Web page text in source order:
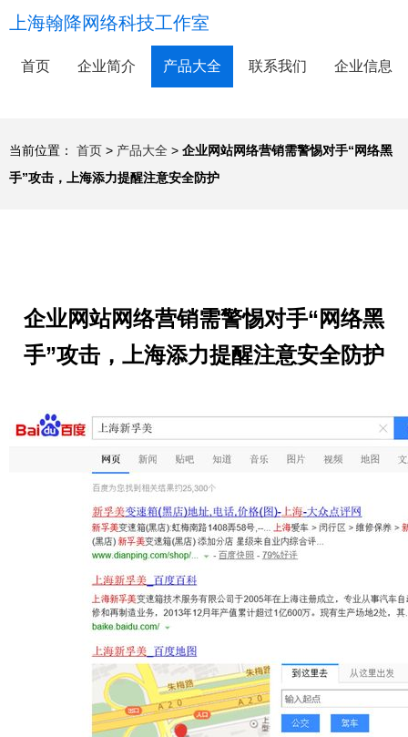
上海翰降网络科技工作室
首页 企业简介 产品大全 联系我们 企业信息
当前位置： 首页 > 产品大全 > 企业网站网络营销需警惕对手“网络黑
手”攻击，上海添力提醒注意安全防护
企业网站网络营销需警惕对手“网络黑
手”攻击，上海添力提醒注意安全防护